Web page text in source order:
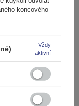
koncového
Vždy
aktivní